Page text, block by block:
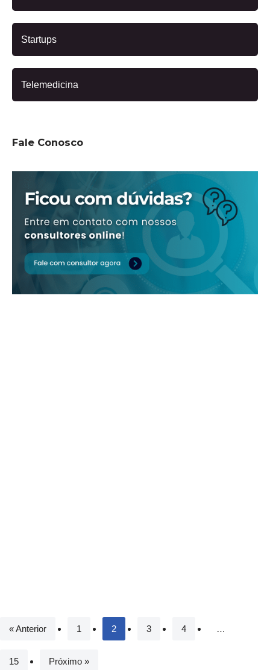
Startups
Telemedicina
Fale Conosco
« Anterior 1 2 3 4 …
15 Próximo »